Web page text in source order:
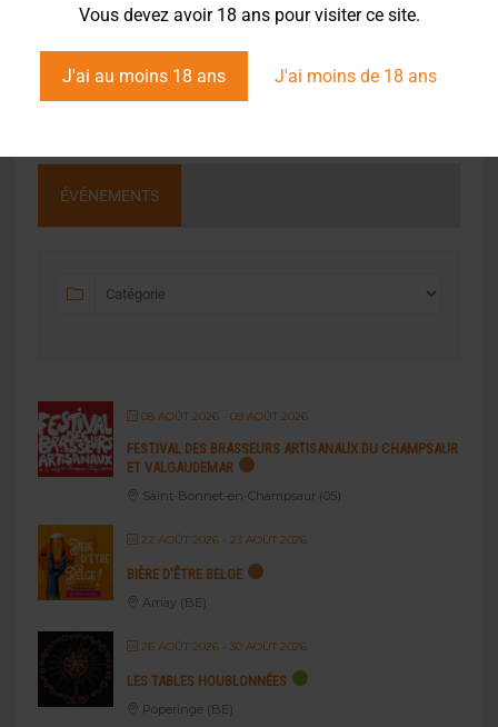
Vous devez avoir 18 ans pour visiter ce site.
J'ai au moins 18 ans J'ai moins de 18 ans
ÉVÉNEMENTS
08 AOÛT 2026- 09 AOÛT 2026
FESTIVAL DES BRASSEURS ARTISANAUX DU CHAMPSAUR
ET VALGAUDEMAR
Saint-Bonnet-en-Champsaur (05)
22 AOÛT 2026- 23 AOÛT 2026
BIÈRE D’ÊTRE BELGE
Amay (BE)
26 AOÛT 2026- 30 AOÛT 2026
LES TABLES HOUBLONNÉES
Poperinge (BE)